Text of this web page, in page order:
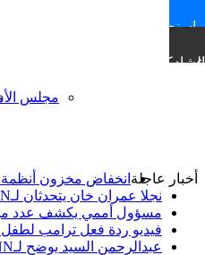
مجلس
أخبار عاجلة انخفاض مخزون أنظمة
نجلا عمران خان يتحدثان لـCNN عن والدهما وما يخشيانه
مسؤول أممي يكشف عدد من
فيديو ردة فعل ترامب
عبدالرحمن السيد يوضح لـCNN موقفه من التمويل العسكري الأمريكي لإسرائيل
ماسنجر
مشاركة عبر البريد